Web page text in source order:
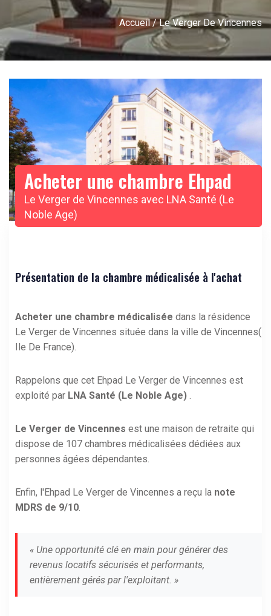
Accueil/ Le Verger De Vincennes
Acheter une chambre Ehpad
Le Verger de Vincennes avec LNA Santé (Le
Noble Age)
Présentation de la chambre médicalisée à l'achat
Acheter une chambre médicalisée dans la résidence
Le Verger de Vincennes située dans la ville de Vincennes(
Ile De France).
Rappelons que cet Ehpad Le Verger de Vincennes est
exploité par LNA Santé (Le Noble Age) .
Le Verger de Vincennes est une maison de retraite qui
dispose de 107 chambres médicalisées dédiées aux
personnes âgées dépendantes.
Enfin, l'Ehpad Le Verger de Vincennes a reçu la note
MDRS de 9/10.
« Une opportunité clé en main pour générer des
revenus locatifs sécurisés et performants,
entièrement gérés par l'exploitant. »